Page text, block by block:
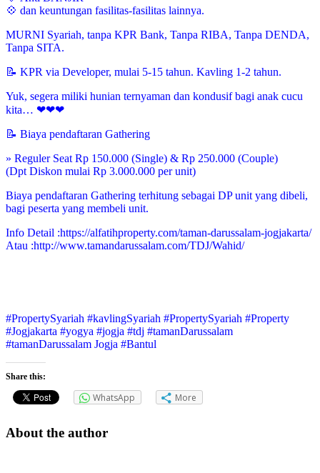
💠 dan keuntungan fasilitas-fasilitas lainnya.
MURNI Syariah, tanpa KPR Bank, Tanpa RIBA, Tanpa DENDA,
Tanpa SITA.
📝 KPR via Developer, mulai 5-15 tahun. Kavling 1-2 tahun.
Yuk, segera miliki hunian ternyaman dan kondusif bagi anak cucu
kita… ❤❤❤
📝 Biaya pendaftaran Gathering
» Reguler Seat Rp 150.000 (Single) & Rp 250.000 (Couple)
(Dpt Diskon mulai Rp 3.000.000 per unit)
Biaya pendaftaran Gathering terhitung sebagai DP unit yang dibeli,
bagi peserta yang membeli unit.
Info Detail :https://alfatihproperty.com/taman-darussalam-jogjakarta/
Atau :http://www.tamandarussalam.com/TDJ/Wahid/
#PropertySyariah #kavlingSyariah #PropertySyariah #Property
#Jogjakarta #yogya #jogja #tdj #tamanDarussalam
#tamanDarussalam Jogja #Bantul
Share this:
WhatsApp More
About the author